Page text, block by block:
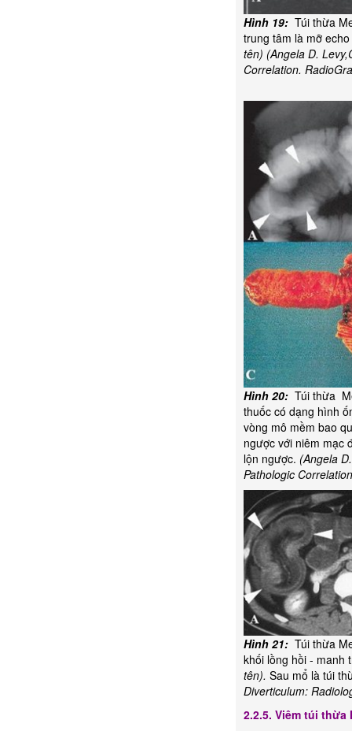
Hình 19: Túi thừa
trung tâm là mỡ
tên) (Angela D.
Correlation.
Hình 20: Túi thừa
thuốc có dạng hình
vòng mô mềm bao
ngược với niêm mạc
lộn ngược. (Angela
Pathologic
Hình 21: Túi thừa
khối lồng hồi - manh
tên). Sau mổ là túi
Diverticulum:
2.2.5. Viêm túi thừa